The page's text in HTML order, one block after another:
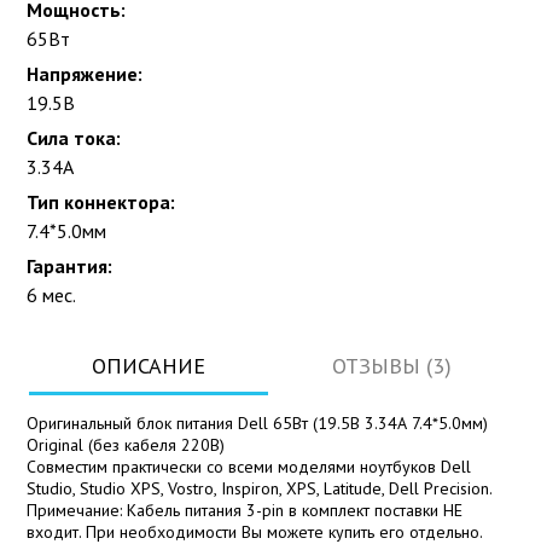
Мощность:
65Вт
Напряжение:
19.5В
Сила тока:
3.34А
Тип коннектора:
7.4*5.0мм
Гарантия:
6 мес.
ОПИСАНИЕ ОТЗЫВЫ (3)
Оригинальный блок питания Dell 65Вт (19.5В 3.34А 7.4*5.0мм)
Original (без кабеля 220В)
Совместим практически со всеми моделями ноутбуков Dell
Studio, Studio XPS, Vostro, Inspiron, XPS, Latitude, Dell Precision.
Примечание: Кабель питания 3-pin в комплект поставки НЕ
входит. При необходимости Вы можете купить его отдельно.